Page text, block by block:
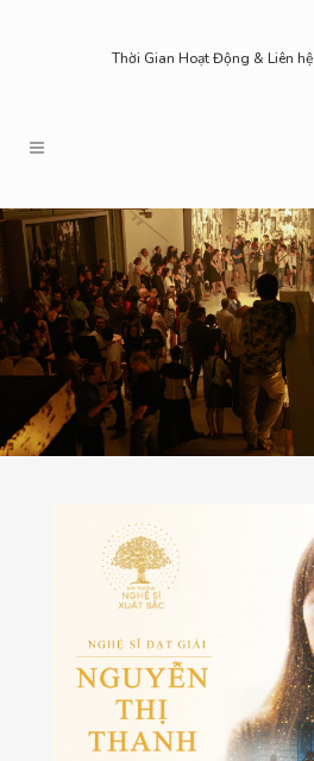
Thời Gian Hoạt Động & Liên hệ